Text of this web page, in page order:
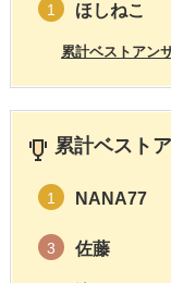
1 ほしねこ
累計ベストアン
累計ベスト
1 NANA77
3 佐藤